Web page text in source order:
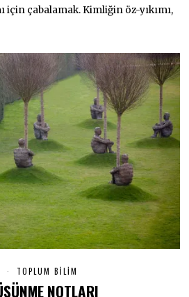
2 için çabalamak. Kimliğin öz-yıkımı,
8
M
TOPLUM BILIM
NOTLARI